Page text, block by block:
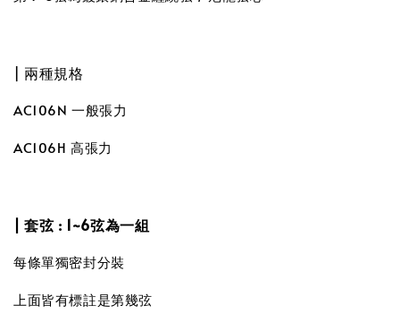
| 兩種規格
AC106N 一般張力
AC106H 高張力
| 套弦 : 1~6弦為一組
每條單獨密封分裝
上面皆有標註是第幾弦